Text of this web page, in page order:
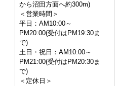
から沼田方面へ約300m)
＜営業時間＞
平日：AM10:00～
PM20:00(受付はPM19:30ま
で)
土日・祝日：AM10:00～
PM21:00(受付はPM20:30ま
で)
＜定休日＞